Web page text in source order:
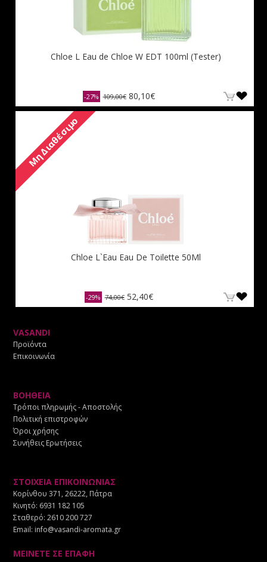
Chloe L Eau de Chloe W EDT 100ml (Tester)
-27% 109,00€ 80,10€
Μη Διαθέσιμο
Chloe L`Eau Eau De Toilette 50Ml
-29% 74,00€ 52,40€
VASANDI
Προϊόντα
Επικοινωνία
ΒΟΗΘΕΙΑ
Τρόποι πληρωμής - Αποστολής
Πολιτική επιστροφών
Όροι χρήσης
Συνήθεις Ερωτήσεις
ΣΤΟΙΧΕΙΑ ΕΠΙΚΟΙΝΩΝΙΑΣ
Κορίνθου 371, 26222, Πάτρα
Κινητό: 6931 182 105
Σταθερό:2610 200 727
Email: info@vasandi-aromata.gr
ΜΕΙΝΕΤΕ ΣΕ ΕΠΑΦΗ